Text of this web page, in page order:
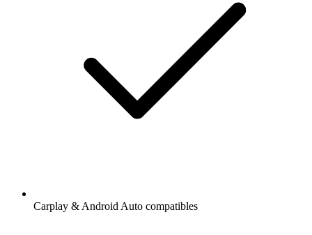
Carplay & Android Auto compatibles